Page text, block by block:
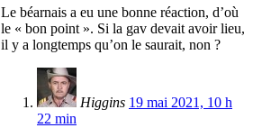
Le béarnais a eu une bonne réaction, d’où
le « bon point ». Si la gav devait avoir lieu,
il y a longtemps qu’on le saurait, non ?
Higgins 19 mai 2021, 10 h
22 min